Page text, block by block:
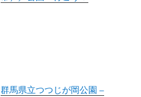
群馬県立つつじが岡公園 –